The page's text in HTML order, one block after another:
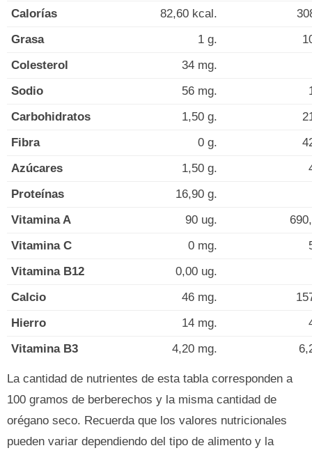
Calorías 82,60 kcal.
Grasa
1 g.
Colesterol
34 mg.
Sodio
56 mg.
Carbohidratos
1,50 g.
Fibra
0 g.
Azúcares
1,50 g.
Proteínas
16,90 g.
Vitamina A
90 ug.
Vitamina C
0 mg.
Vitamina B12
0,00 ug.
Calcio
46 mg.
Hierro
14 mg.
Vitamina B3
4,20 mg.
La cantidad de nutrientes de esta tabla corresponden a
100 gramos de berberechos y la misma cantidad de
orégano seco. Recuerda que los valores nutricionales
pueden variar dependiendo del tipo de alimento y la